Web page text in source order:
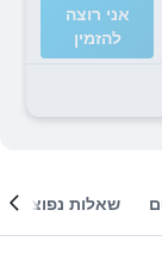
אני רוצה
להזמין
שאלות נפוצות